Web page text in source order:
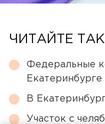
ЧИТАЙТЕ
Федеральные
В
Участок с